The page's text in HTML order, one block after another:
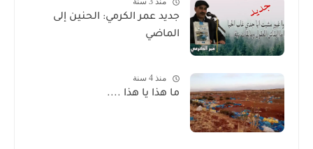
جديد عمر الكرمي: الحنين إلى
الماضي
منذ 4 سنة
ما هذا يا هذا ....